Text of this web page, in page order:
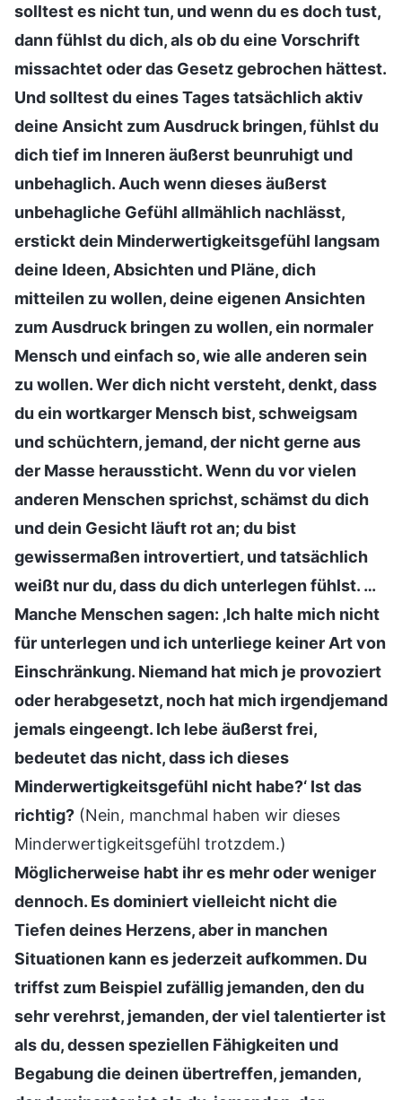
solltest es nicht tun, und wenn du es doch tust,
dann fühlst du dich, als ob du eine Vorschrift
missachtet oder das Gesetz gebrochen hättest.
Und solltest du eines Tages tatsächlich aktiv
deine Ansicht zum Ausdruck bringen, fühlst du
dich tief im Inneren äußerst beunruhigt und
unbehaglich. Auch wenn dieses äußerst
unbehagliche Gefühl allmählich nachlässt,
erstickt dein Minderwertigkeitsgefühl langsam
deine Ideen, Absichten und Pläne, dich
mitteilen zu wollen, deine eigenen Ansichten
zum Ausdruck bringen zu wollen, ein normaler
Mensch und einfach so, wie alle anderen sein
zu wollen. Wer dich nicht versteht, denkt, dass
du ein wortkarger Mensch bist, schweigsam
und schüchtern, jemand, der nicht gerne aus
der Masse heraussticht. Wenn du vor vielen
anderen Menschen sprichst, schämst du dich
und dein Gesicht läuft rot an; du bist
gewissermaßen introvertiert, und tatsächlich
weißt nur du, dass du dich unterlegen fühlst. …
Manche Menschen sagen: ‚Ich halte mich nicht
für unterlegen und ich unterliege keiner Art von
Einschränkung. Niemand hat mich je provoziert
oder herabgesetzt, noch hat mich irgendjemand
jemals eingeengt. Ich lebe äußerst frei,
bedeutet das nicht, dass ich dieses
Minderwertigkeitsgefühl nicht habe?‘ Ist das
richtig? (Nein, manchmal haben wir dieses
Minderwertigkeitsgefühl trotzdem.)
Möglicherweise habt ihr es mehr oder weniger
dennoch. Es dominiert vielleicht nicht die
Tiefen deines Herzens, aber in manchen
Situationen kann es jederzeit aufkommen. Du
triffst zum Beispiel zufällig jemanden, den du
sehr verehrst, jemanden, der viel talentierter ist
als du, dessen speziellen Fähigkeiten und
Begabung die deinen übertreffen, jemanden,